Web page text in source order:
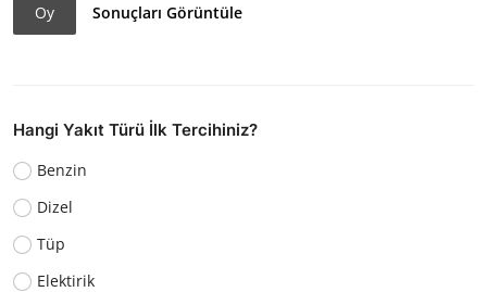
Oy Sonuçları Görüntüle
Hangi Yakıt Türü İlk Tercihiniz?
Benzin
Dizel
Tüp
Elektirik